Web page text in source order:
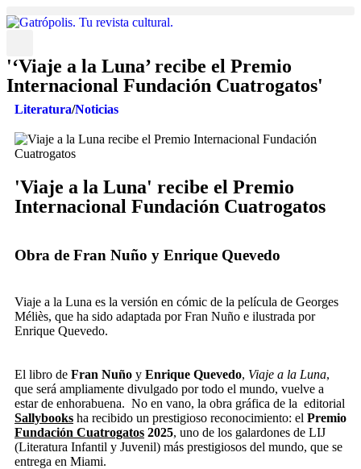
'‘Viaje a la Luna’ recibe el Premio
Internacional Fundación Cuatrogatos'
Literatura/Noticias
'Viaje a la Luna' recibe el Premio
Internacional Fundación Cuatrogatos
Obra de Fran Nuño y Enrique Quevedo
Viaje a la Luna es la versión en cómic de la película de Georges
Méliès, que ha sido adaptada por Fran Nuño e ilustrada por
Enrique Quevedo.
El libro de Fran Nuño y Enrique Quevedo, Viaje a la Luna,
que será ampliamente divulgado por todo el mundo, vuelve a
estar de enhorabuena. No en vano, la obra gráfica de la editorial
Sallybooks ha recibido un prestigioso reconocimiento: el Premio
Fundación Cuatrogatos 2025, uno de los galardones de LIJ
(Literatura Infantil y Juvenil) más prestigiosos del mundo, que se
entrega en Miami.